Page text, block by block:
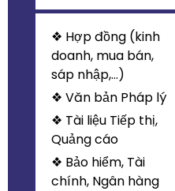
❖ Hợp đồng (kinh
doanh, mua bán,
sáp nhập,...)
❖ Văn bản Pháp lý
❖ Tài liệu Tiếp thị,
Quảng cáo
❖ Bảo hiểm, Tài
chính, Ngân hàng